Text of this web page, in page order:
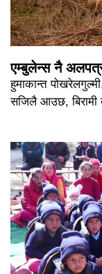
एम्बुलेन्स नै
हुमाकान्त
सजिलै आउछ, बिरामी